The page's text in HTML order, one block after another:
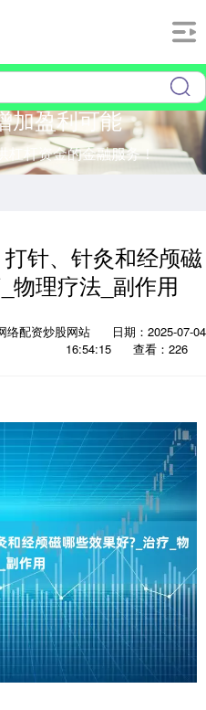
加盈利可能
杠杆资金的金融服务！
针、针灸和经颅磁
物理疗法_副作用
络配资炒股网站
日期：2025-07-04
16:54:15
查看：226